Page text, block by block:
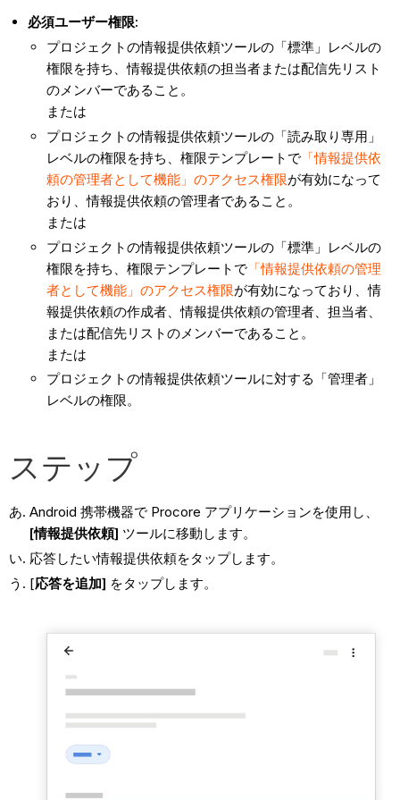
必須ユーザー権限:
プロジェクトの情報提供依頼ツールの「標準」レベルの
権限を持ち、情報提供依頼の担当者または配信先リスト
のメンバーであること。
または
プロジェクトの情報提供依頼ツールの「読み取り専用」
レベルの権限を持ち、権限テンプレートで 「情報提供依
頼の管理者として機能」のアクセス権限が有効になって
おり、情報提供依頼の管理者であること。
または
プロジェクトの情報提供依頼ツールの「標準」レベルの
権限を持ち、権限テンプレートで 「情報提供依頼の管理
者として機能」のアクセス権限が有効になっており、情
報提供依頼の作成者、情報提供依頼の管理者、担当者、
または配信先リストのメンバーであること。
または
プロジェクトの情報提供依頼ツールに対する「管理者」
レベルの権限。
ステップ
Android 携帯機器で Procore アプリケーションを使用し、
[情報提供依頼] ツールに移動します。
応答したい情報提供依頼をタップします。
[応答を追加] をタップします。